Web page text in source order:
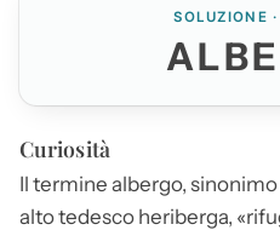
SOLUZIONE
Curiosità
Il termine albergo,
alto tedesco heriberga,